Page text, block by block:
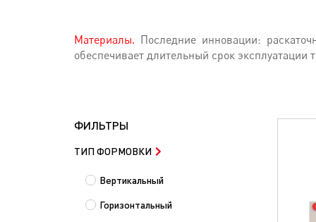
ФИЛЬТРЫ
ТИП ФОРМОВКИ
Вертикальный
Горизонтальный
Материалы. Последние инновации:
обеспечивает длительный срок